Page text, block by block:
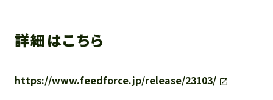
詳細はこちら
https://www.feedforce.jp/release/23103/